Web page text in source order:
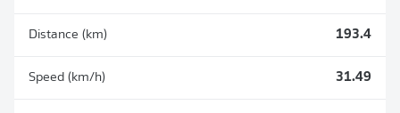
Distance (km) 193.4
Speed (km/h) 31.49